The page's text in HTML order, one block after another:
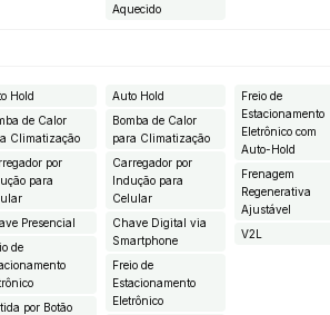
Aquecido
Hold
de Calor
Climatização
por
para
Presencial
de
por Botão
Auto Hold
Bomba de Calor
para Climatização
Carregador por
Indução para
Celular
Chave Digital via
Smartphone
Freio de
Estacionamento
Eletrônico
Freio de
Estacionamento
Eletrônico com
Auto-Hold
Frenagem
Regenerativa
Ajustável
V2L